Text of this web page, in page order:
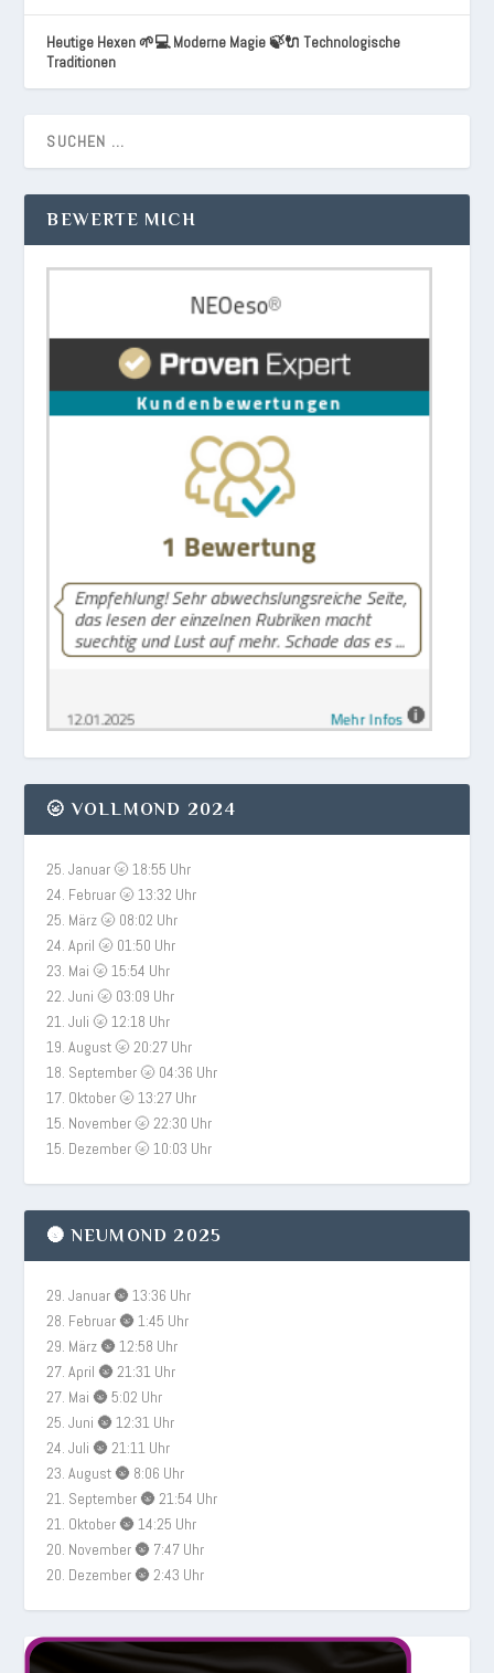
Heutige Hexen 🌱💻 Moderne Magie 🍃🔌 Technologische
Traditionen
BEWERTE MICH
🌝 VOLLMOND 2024
25. Januar 🌝 18:55 Uhr
24. Februar 🌝 13:32 Uhr
25. März 🌝 08:02 Uhr
24. April 🌝 01:50 Uhr
23. Mai 🌝 15:54 Uhr
22. Juni 🌝 03:09 Uhr
21. Juli 🌝 12:18 Uhr
19. August 🌝 20:27 Uhr
18. September 🌝 04:36 Uhr
17. Oktober 🌝 13:27 Uhr
15. November 🌝 22:30 Uhr
15. Dezember 🌝 10:03 Uhr
🌚 NEUMOND 2025
29. Januar 🌚 13:36 Uhr
28. Februar 🌚 1:45 Uhr
29. März 🌚 12:58 Uhr
27. April 🌚 21:31 Uhr
27. Mai 🌚 5:02 Uhr
25. Juni 🌚 12:31 Uhr
24. Juli 🌚 21:11 Uhr
23. August 🌚 8:06 Uhr
21. September 🌚 21:54 Uhr
21. Oktober 🌚 14:25 Uhr
20. November 🌚 7:47 Uhr
20. Dezember 🌚 2:43 Uhr